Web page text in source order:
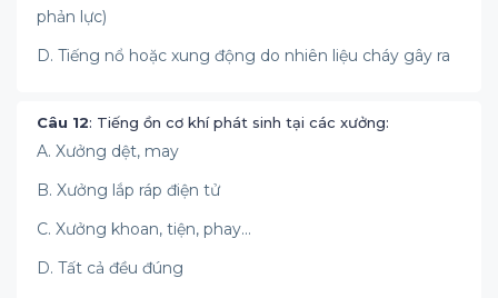
phản lực)
D. Tiếng nổ hoặc xung động do nhiên liệu cháy gây ra
Câu 12: Tiếng ồn cơ khí phát sinh tại các xưởng:
A. Xưởng dệt, may
B. Xưởng lắp ráp điện tử
C. Xưởng khoan, tiện, phay...
D. Tất cả đều đúng